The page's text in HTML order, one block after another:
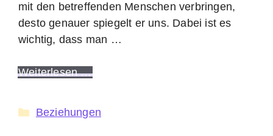
mit den betreffenden Menschen verbringen,
desto genauer spiegelt er uns. Dabei ist es
wichtig, dass man …
Weiterlesen …
Kategorien
Beziehungen